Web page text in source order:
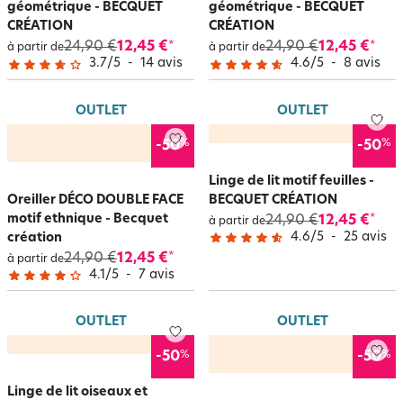
géométrique - BECQUET
CRÉATION
à partir de24,90 €12,45 €*
3.7/5 - 14 avis
géométrique - BECQUET
CRÉATION
à partir de24,90 €12,45 €*
4.6/5 - 8 avis
OUTLET
-50%
Oreiller DÉCO DOUBLE FACE
motif ethnique - Becquet
création
à partir de24,90 €12,45 €*
4.1 /5 - 7 avis
OUTLET
-50%
Linge de lit motif feuilles -
BECQUET CRÉATION
à partir de24,90 €12,45 €*
4.6/5 - 25 avis
OUTLET
-50%
Linge de lit oiseaux et
OUTLET
-50%